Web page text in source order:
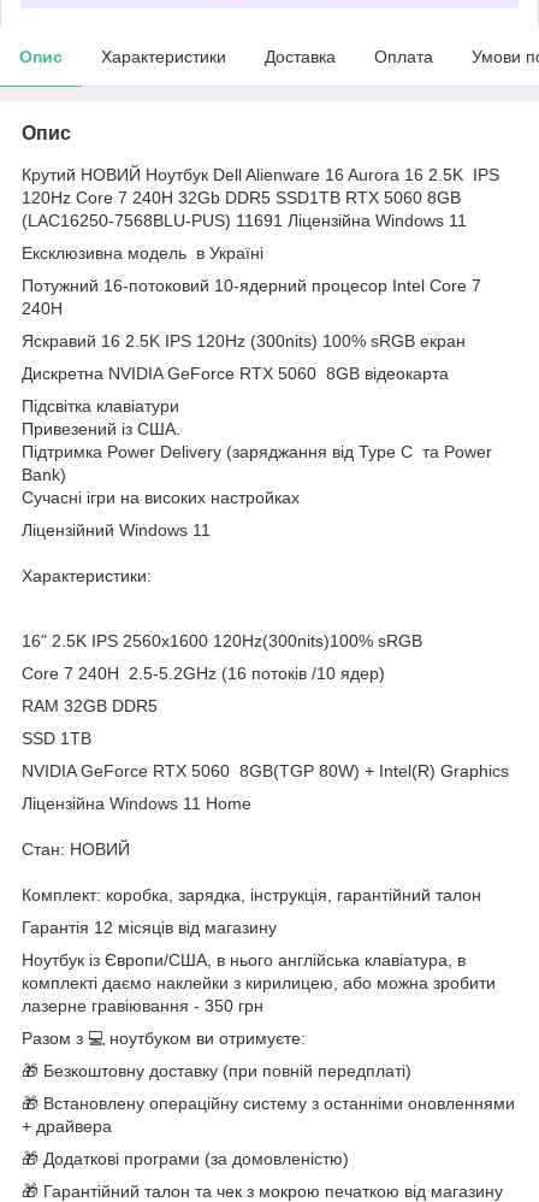
Опис Характеристики Доставка Оплата Умови
Опис
Крутий НОВИЙ Ноутбук Dell Alienware 16 Aurora 16 2.5K IPS
120Hz Core 7 240H 32Gb DDR5 SSD1TB RTX 5060 8GB
(LAC16250-7568BLU-PUS) 11691 Ліцензійна Windows 11
Ексклюзивна модель в Україні
Потужний 16-потоковий 10-ядерний процесор Intel Core 7
240H
Яскравий 16 2.5K IPS 120Hz (300nits) 100% sRGB екран
Дискретна NVIDIA GeForce RTX 5060 8GB відеокарта
Підсвітка клавіатури
Привезений із США.
Підтримка Power Delivery (заряджання від Type C та Power
Bank)
Сучасні ігри на високих настройках
Ліцензійний Windows 11
Характеристики:
16" 2.5K IPS 2560x1600 120Hz(300nits)100% sRGB
Core 7 240H 2.5-5.2GHz (16 потоків /10 ядер)
RAM 32GB DDR5
SSD 1TB
NVIDIA GeForce RTX 5060 8GB(TGP 80W) + Intel(R) Graphics
Ліцензійна Windows 11 Home
Стан: НОВИЙ
Комплект: коробка, зарядка, інструкція, гарантійний талон
Гарантія 12 місяців від магазину
Ноутбук із Європи/США, в нього англійська клавіатура, в
комплекті даємо наклейки з кирилицею, або можна зробити
лазерне гравіювання - 350 грн
Разом з 💻 ноутбуком ви отримуєте:
🎁 Безкоштовну доставку (при повній передплаті)
🎁 Встановлену операційну систему з останніми оновленнями
+ драйвера
🎁 Додаткові програми (за домовленістю)
🎁 Гарантійний талон та чек з мокрою печаткою від магазину